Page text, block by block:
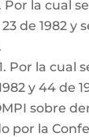
Por la cual
de 1982 y
Por la cual
y 44 de
sobre
por la